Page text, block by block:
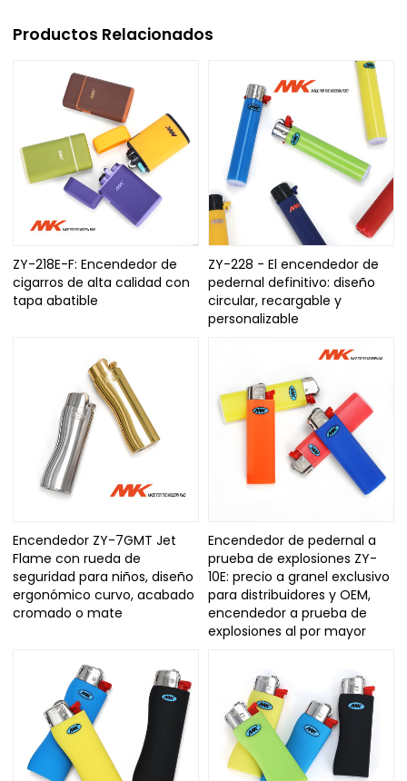
Productos Relacionados
ZY-218E-F: Encendedor de
cigarros de alta calidad con
tapa abatible
ZY-228 - El encendedor de
pedernal definitivo: diseño
circular, recargable y
personalizable
Encendedor ZY-7GMT Jet
Flame con rueda de
seguridad para niños, diseño
ergonómico curvo, acabado
cromado o mate
Encendedor de pedernal a
prueba de explosiones ZY-
10E: precio a granel exclusivo
para distribuidores y OEM,
encendedor a prueba de
explosiones al por mayor